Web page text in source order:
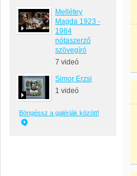
Mellétey
Magda 1923 -
1984
nótaszerző
szövegíró
7 videó
Simor Erzsi
1 videó
Böngéssz a galériák között!